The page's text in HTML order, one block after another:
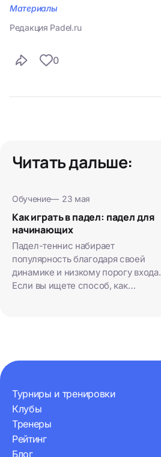
Материалы
Редакция Padel.ru
0
Читать дальше:
Обучение— 23 мая
Как играть в падел: падел для
начинающих
Падел-теннис набирает
популярность благодаря своей
динамике и низкому порогу входа.
Если вы ищете способ, как
Турниры и тренировки
Клубы
Тренеры
Рейтинг
Блог